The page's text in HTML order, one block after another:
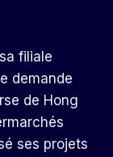
filiale
demande
de Hong
ses projets